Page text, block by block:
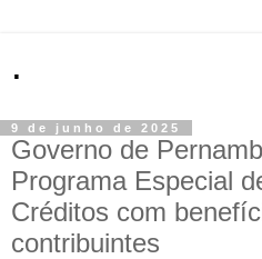
.
9 de junho de 2025
Governo de
Programa Especial
Créditos com
contribuintes